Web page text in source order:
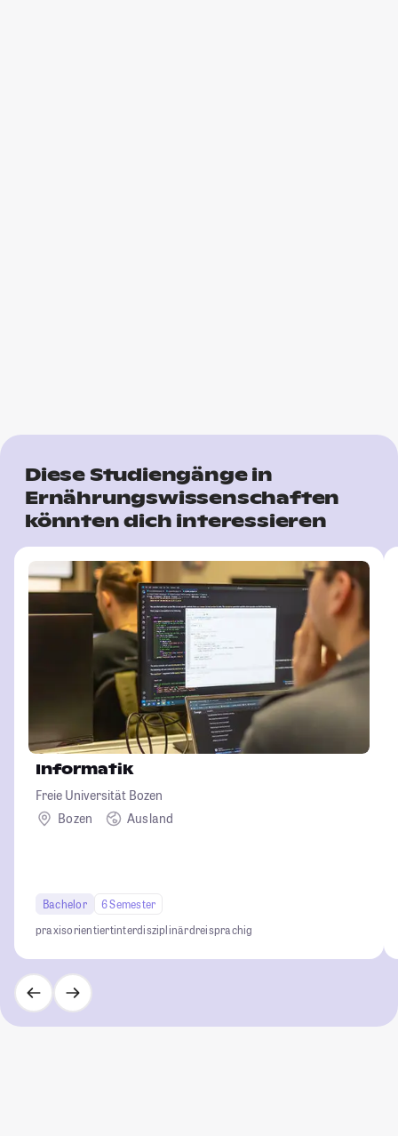
Diese Studiengänge in
Ernährungswissenschaften
könnten dich interessieren
Informatik
Freie Universität Bozen
Bozen
Ausland
Bachelor
6 Semester
praxisorientiertinterdisziplinärdreisprachig